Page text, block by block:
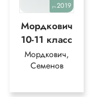
уч.2019
Мордкович
10-11 класс
Мордкович,
Семенов